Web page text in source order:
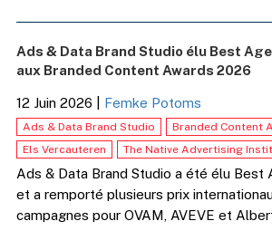
Ads & Data Brand Studio élu Best
aux Branded Content Awards 2026
12 Juin 2026 Femke Potoms
Ads & Data Brand Studio
Branded Content
Els Vercauteren
The Native Advertising
Ads & Data Brand Studio a été élu Best
et a remporté plusieurs prix
campagnes pour OVAM, AVEVE et